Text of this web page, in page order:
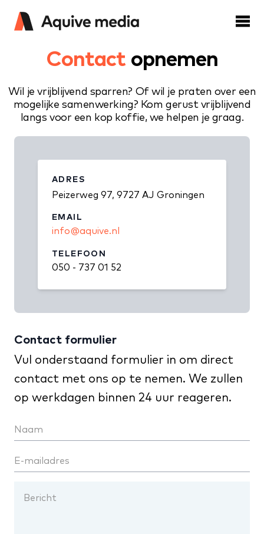
Contact opnemen
Wil je vrijblijvend sparren? Of wil je praten over een
mogelijke samenwerking? Kom gerust vrijblijvend
langs voor een kop koffie, we helpen je graag.
ADRES
Peizerweg 97, 9727 AJ Groningen
EMAIL
info@aquive.nl
TELEFOON
050 - 737 01 52
Contact formulier
Vul onderstaand formulier in om direct
contact met ons op te nemen. We zullen
op werkdagen binnen 24 uur reageren.